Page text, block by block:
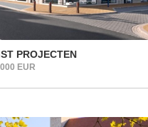
PROJECTEN
EUR